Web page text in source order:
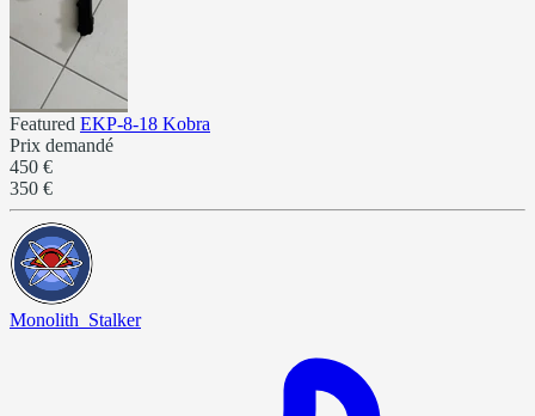
Featured EKP-8-18 Kobra
Prix demandé
450 €
350 €
Monolith_Stalker